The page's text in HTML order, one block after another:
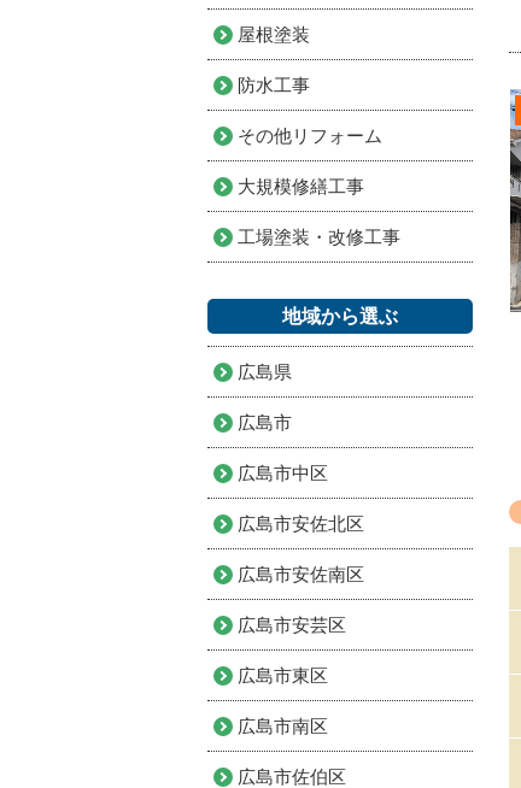
屋根塗装
防水工事
その他リフォーム
大規模修繕工事
工場塗装・改修工事
地域から選ぶ
広島県
広島市
広島市中区
広島市安佐北区
広島市安佐南区
広島市安芸区
広島市東区
広島市南区
広島市佐伯区